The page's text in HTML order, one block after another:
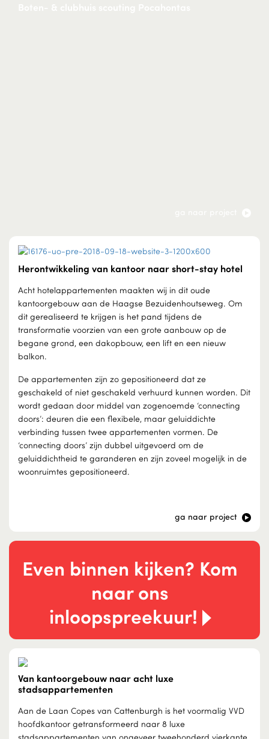
Herontwikkeling van kantoor naar short-stay hotel
Acht hotelappartementen maakten wij in dit oude
kantoorgebouw aan de Haagse Bezuidenhoutseweg. Om
dit gerealiseerd te krijgen is het pand tijdens de
transformatie voorzien van een grote aanbouw op de
begane grond, een dakopbouw, een lift en een nieuw
balkon.
De appartementen zijn zo gepositioneerd dat ze
geschakeld of niet geschakeld verhuurd kunnen worden. Dit
wordt gedaan door middel van zogenoemde ‘connecting
doors’: deuren die een flexibele, maar geluiddichte
verbinding tussen twee appartementen vormen. De
‘connecting doors’ zijn dubbel uitgevoerd om de
geluiddichtheid te garanderen en zijn zoveel mogelijk in de
woonruimtes gepositioneerd.
ga naar project
Even binnen kijken? Kom
naar ons
inloopspreekuur!
Van kantoorgebouw naar acht luxe
stadsappartementen
Aan de Laan Copes van Cattenburgh is het voormalig VVD
hoofdkantoor getransformeerd naar 8 luxe